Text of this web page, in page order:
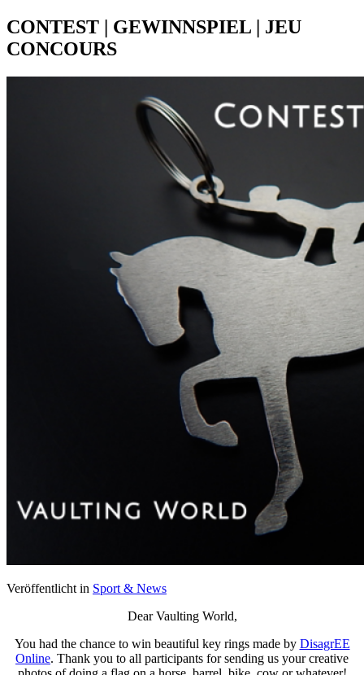
CONTEST | GEWINNSPIEL | JEU
CONCOURS
Veröffentlicht in Sport & News
Dear Vaulting World,
You had the chance to win beautiful key rings made by DisagrEE
Online. Thank you to all participants for sending us your creative